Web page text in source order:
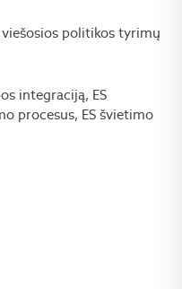
politikos tyrimų
integraciją, ES
procesus, ES švietimo